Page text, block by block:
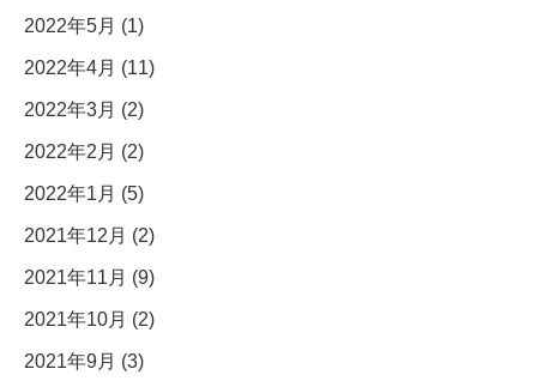
2022年5月 (1)
2022年4月 (11)
2022年3月 (2)
2022年2月 (2)
2022年1月 (5)
2021年12月 (2)
2021年11月 (9)
2021年10月 (2)
2021年9月 (3)